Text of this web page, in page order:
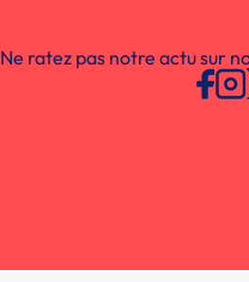
Ne ratez pas notre actu sur